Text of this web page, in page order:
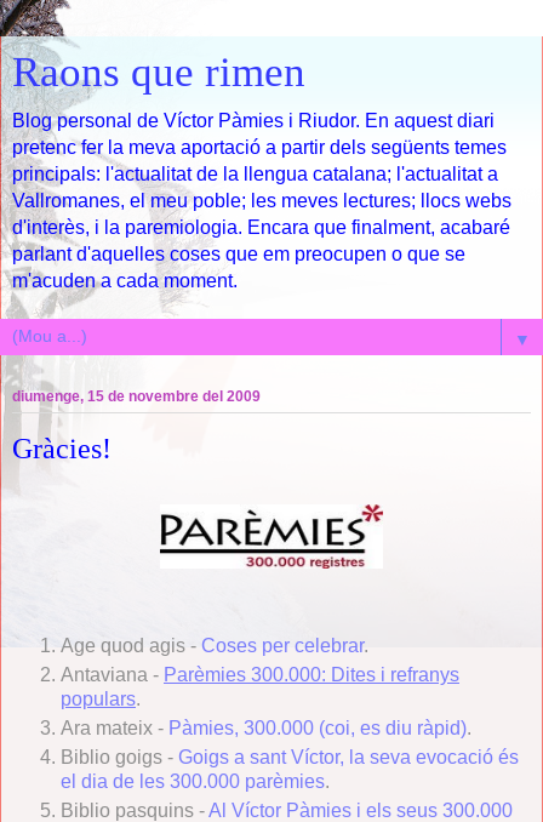
Raons que rimen
Blog personal de Víctor Pàmies i Riudor. En aquest diari
pretenc fer la meva aportació a partir dels següents temes
principals: l'actualitat de la llengua catalana; l'actualitat a
Vallromanes, el meu poble; les meves lectures; llocs webs
d'interès, i la paremiologia. Encara que finalment, acabaré
parlant d'aquelles coses que em preocupen o que se
m'acuden a cada moment.
▼
diumenge, 15 de novembre del 2009
Gràcies!
Age quod agis - Coses per celebrar.
Antaviana - Parèmies 300.000: Dites i refranys
populars.
Ara mateix - Pàmies, 300.000 (coi, es diu ràpid).
Biblio goigs - Goigs a sant Víctor, la seva evocació és
el dia de les 300.000 parèmies.
Biblio pasquins -Al Víctor Pàmies i els seus 300.000